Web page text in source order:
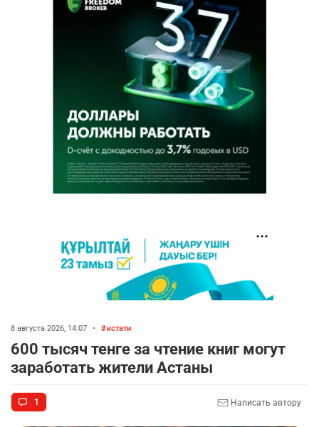
8 августа 2026, 14:07 • кстати
600 тысяч тенге за чтение книг могут
заработать жители Астаны
1 Написать автору